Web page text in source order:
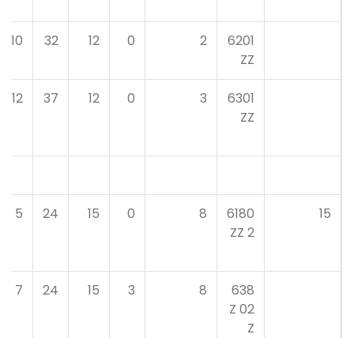
6201
ZZ
2
0
12
32
10
6301
ZZ
3
0
12
37
12
15
6180
2 ZZ
8
0
15
24
5
638
02 Z
Z
8
3
15
24
7